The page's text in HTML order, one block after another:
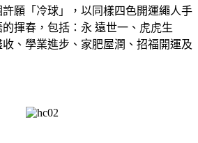
願「冷球」，以同樣四色開運繩人手
揮春，包括：永 遠世一、虎虎生
、學業進步、家肥屋潤、招福開運及